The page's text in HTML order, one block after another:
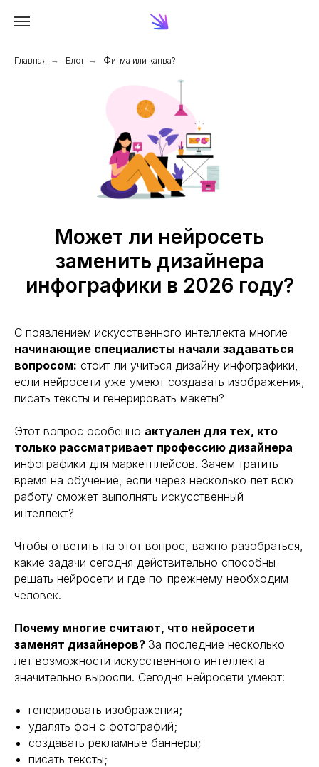
Главная → Блог → Фигма или канва?
Может ли нейросеть
заменить дизайнера
инфографики в 2026 году?
С появлением искусственного интеллекта многие
начинающие специалисты начали задаваться
вопросом: стоит ли учиться дизайну инфографики,
если нейросети уже умеют создавать изображения,
писать тексты и генерировать макеты?
Этот вопрос особенно актуален для тех, кто
только рассматривает профессию дизайнера
инфографики для маркетплейсов. Зачем тратить
время на обучение, если через несколько лет всю
работу сможет выполнять искусственный
интеллект?
Чтобы ответить на этот вопрос, важно разобраться,
какие задачи сегодня действительно способны
решать нейросети и где по-прежнему необходим
человек.
Почему многие считают, что нейросети
заменят дизайнеров? За последние несколько
лет возможности искусственного интеллекта
значительно выросли. Сегодня нейросети умеют:
генерировать изображения;
удалять фон с фотографий;
создавать рекламные баннеры;
писать тексты;